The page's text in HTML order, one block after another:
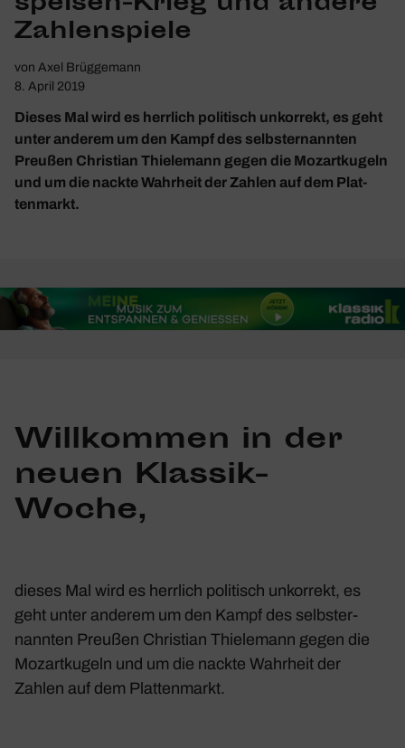
Zahlen­spiele
von Axel Brüggemann
8. April 2019
Dieses Mal wird es herr­lich poli­tisch unkor­rekt, es geht
unter anderem um den Kampf des selbst­er­nannten
Preußen Chris­tian Thie­le­mann gegen die Mozart­ku­geln
und um die nackte Wahr­heit der Zahlen auf dem Plat­
ten­markt.
Will­kommen in der
neuen Klassik-
Woche,
dieses Mal wird es herr­lich poli­tisch unkor­rekt, es
geht unter anderem um den Kampf des selbst­er­
nannten Preußen Chris­tian Thie­le­mann gegen die
Mozart­ku­geln und um die nackte Wahr­heit der
Zahlen auf dem Plat­ten­markt.